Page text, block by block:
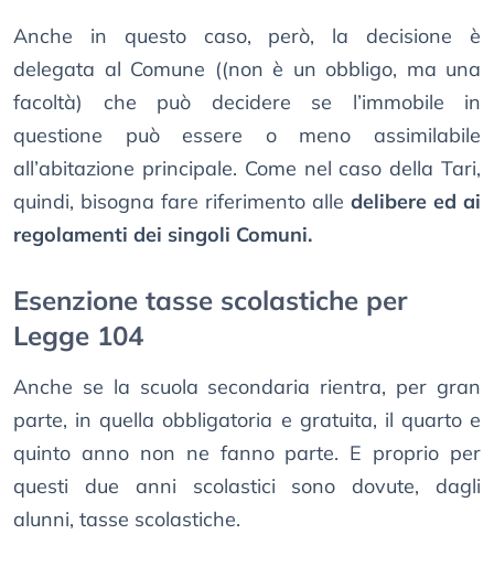
Anche in questo caso, però, la decisione è
delegata al Comune ((non è un obbligo, ma una
facoltà) che può decidere se l’immobile in
questione può essere o meno assimilabile
all’abitazione principale. Come nel caso della Tari,
quindi, bisogna fare riferimento alle delibere ed ai
regolamenti dei singoli Comuni.
Esenzione tasse scolastiche per
Legge 104
Anche se la scuola secondaria rientra, per gran
parte, in quella obbligatoria e gratuita, il quarto e
quinto anno non ne fanno parte. E proprio per
questi due anni scolastici sono dovute, dagli
alunni, tasse scolastiche.